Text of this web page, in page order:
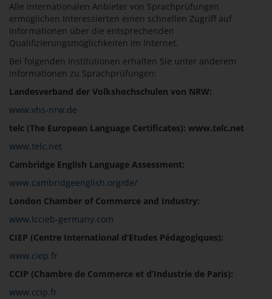
Alle internationalen Anbieter von Sprachprüfungen
ermöglichen Interessierten einen schnellen Zugriff auf
Informationen über die entsprechenden
Qualifizierungsmöglichkeiten im Internet.
Bei folgenden Institutionen erhalten Sie unter anderem
Informationen zu Sprachprüfungen:
Landesverband der Volkshochschulen von NRW:
www.vhs-nrw.de
telc (The European Language Certificates): www.telc.net
www.telc.net
Cambridge English Language Assessment:
www.cambridgeenglish.org/de/
London Chamber of Commerce and Industry:
www.lccieb-germany.com
CIEP (Centre International d’Etudes Pédagogiques):
www.ciep.fr
CCIP (Chambre de Commerce et d’Industrie de Paris):
www.ccip.fr